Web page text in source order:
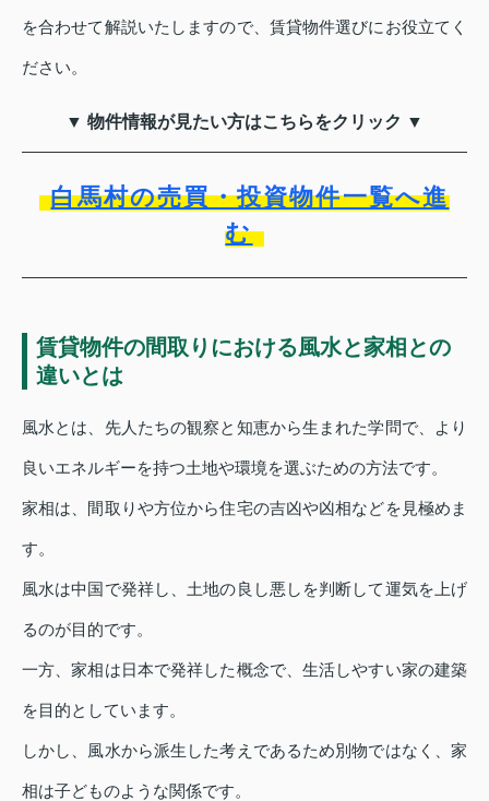
を合わせて解説いたしますので、賃貸物件選びにお役立てく
ださい。
▼ 物件情報が見たい方はこちらをクリック ▼
白馬村の売買・投資物件一覧へ進
む
賃貸物件の間取りにおける風水と家相との
違いとは
風水とは、先人たちの観察と知恵から生まれた学問で、より
良いエネルギーを持つ土地や環境を選ぶための方法です。
家相は、間取りや方位から住宅の吉凶や凶相などを見極めま
す。
風水は中国で発祥し、土地の良し悪しを判断して運気を上げ
るのが目的です。
一方、家相は日本で発祥した概念で、生活しやすい家の建築
を目的としています。
しかし、風水から派生した考えであるため別物ではなく、家
相は子どものような関係です。